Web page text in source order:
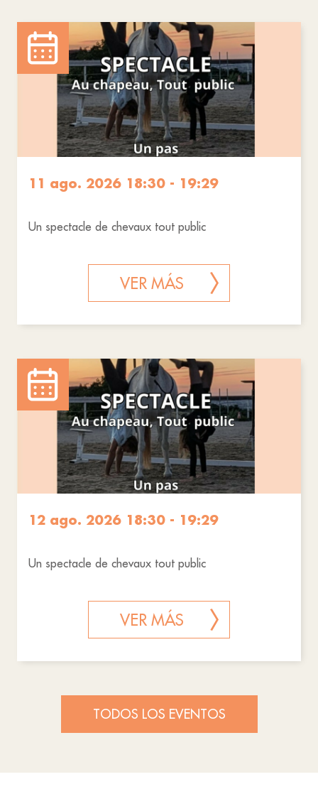
11 ago. 2026 18:30 - 19:29
Un spectacle de chevaux tout public
VER MÁS
12 ago. 2026 18:30 - 19:29
Un spectacle de chevaux tout public
VER MÁS
TODOS LOS EVENTOS